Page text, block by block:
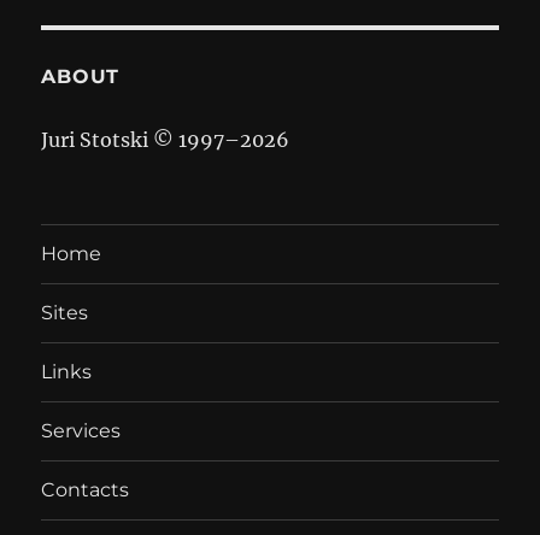
ABOUT
Juri Stotski © 1997–2026
Home
Sites
Links
Services
Contacts